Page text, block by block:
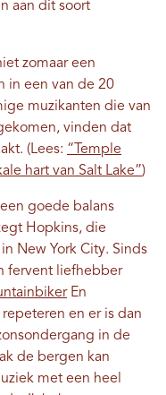
aan dit soort
zomaar een
in een van de 20
muzikanten die van
vinden dat
(Lees: “Temple
hart van Salt Lake”)
​​goede balans
Hopkins, die
New York City. Sinds
fervent liefhebber
En
en er is dan
in de
de bergen kan
met een heel